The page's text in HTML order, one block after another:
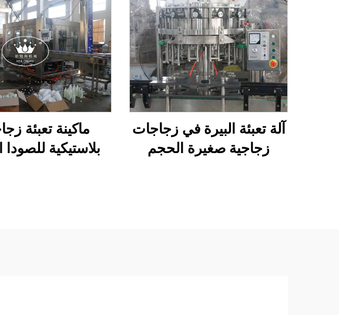
آلة تعبئة البيرة في زجاجات
زجاجية صغيرة الحجم
ماكينة تعبئة
بلاستيكية للصودا